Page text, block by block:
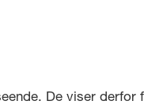
De viser